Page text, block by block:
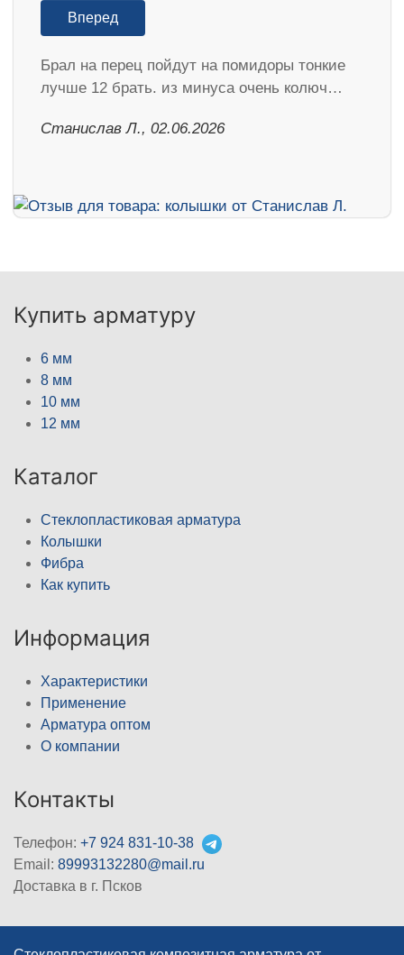
Вперед
Брал на перец пойдут на помидоры тонкие
лучше 12 брать. из минуса очень колюч…
Станислав Л., 02.06.2026
Купить арматуру
6 мм
8 мм
10 мм
12 мм
Каталог
Стеклопластиковая арматура
Колышки
Фибра
Как купить
Информация
Характеристики
Применение
Арматура оптом
О компании
Контакты
Телефон: +7 924 831-10-38
Email: 89993132280@mail.ru
Доставка в г. Псков